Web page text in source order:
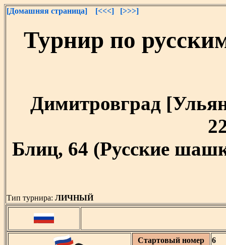
[Домашняя страница] [<<<] [>>>]
Турнир по
Димитровград
Блиц, 64 (Русские
Тип турнира: ЛИЧНЫЙ
Стартовый номер
6